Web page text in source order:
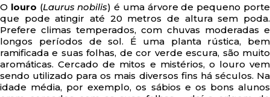
O louro (Laurus nobilis) é uma árvore de pequeno porte
que pode atingir até 20 metros de altura sem poda.
Prefere climas temperados, com chuvas moderadas e
longos períodos de sol. É uma planta rústica, bem
ramificada e suas folhas, de cor verde escura, são muito
aromáticas. Cercado de mitos e mistérios, o louro vem
sendo utilizado para os mais diversos fins há séculos. Na
idade média, por exemplo, os sábios e os bons alunos